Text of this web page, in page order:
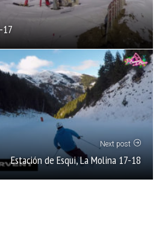
17
Next post
Estación de Esqui, La Molina 17-18